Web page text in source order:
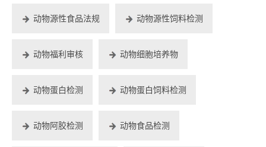
动物源性食品法规 动物源性饲料检测
动物福利审核 动物细胞培养物
动物蛋白检测 动物蛋白饲料检测
动物阿胶检测 动物食品检测